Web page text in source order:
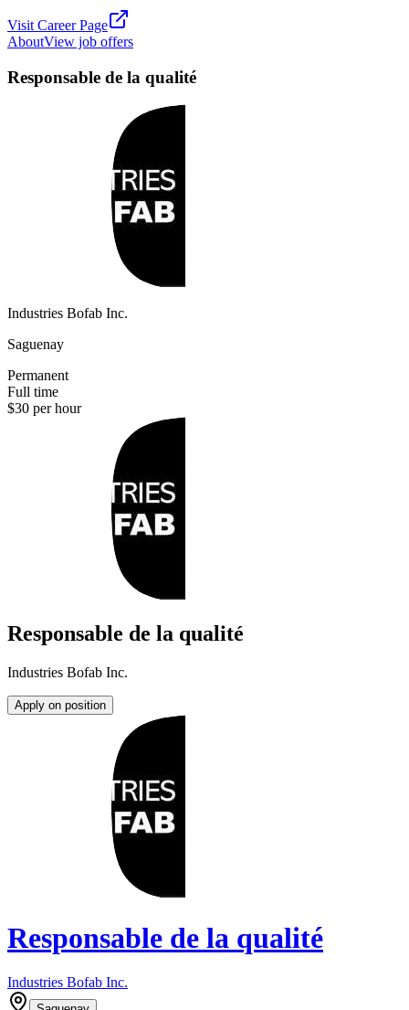
Visit Career Page
AboutView job offers
Responsable de la qualité
Industries Bofab Inc.
Saguenay
Permanent
Full time
$30 per hour
Responsable de la qualité
Industries Bofab Inc.
Apply on position
Responsable de la qualité
Industries Bofab Inc.